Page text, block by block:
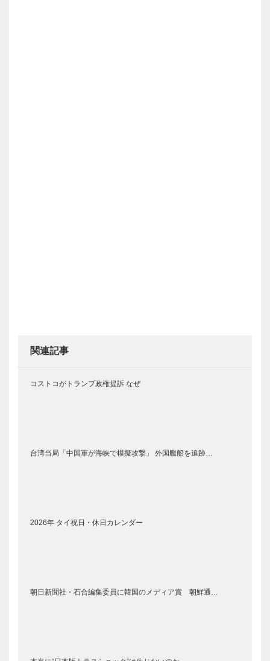
関連記事
コストコがトランプ政権提訴 なぜ
台湾当局「中国軍が海峡で模擬攻撃」 外国艦船を追跡…
2026年 タイ祝日・休日カレンダー
朝日新聞社・石合編集委員に韓国のメディア賞 朝鮮通…